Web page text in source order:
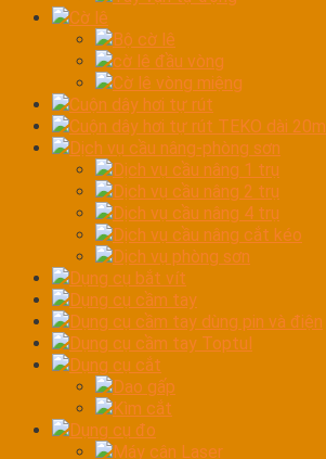
Cờ lê
Bộ cờ lê
cờ lê đầu vòng
Cờ lê vòng miệng
Cuộn dây hơi tự rút
Cuộn dây hơi tự rút TEKO dài 20m
Dịch vụ cầu nâng-phòng sơn
Dịch vụ cầu nâng 1 trụ
Dịch vụ cầu nâng 2 trụ
Dịch vụ cầu nâng 4 trụ
Dịch vụ cầu nâng cắt kéo
Dịch vụ phòng sơn
Dụng cụ bắt vít
Dụng cụ cầm tay
Dụng cụ cầm tay dùng pin và điện
Dụng cụ cầm tay Toptul
Dụng cụ cắt
Dao gấp
Kìm cắt
Dụng cụ đo
Máy cân Laser